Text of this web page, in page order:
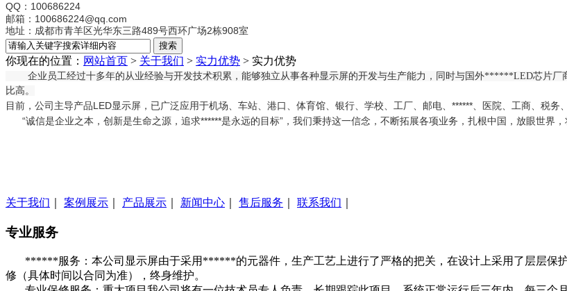
QQ：100686224
邮箱：100686224@qq.com
地址：成都市青羊区光华东三路489号西环广场2栋908室
你现在的位置： 网站首页 > 关于我们 > 实力优势 > 实力优势
企业员工经过十多年的从业经验与开发技术积累，能够独立从事各种显示屏的开发与生产能力，同时与国外******LED芯片厂
比高。
目前，公司主导产品LED显示屏，已广泛应用于机场、车站、港口、体育馆、银行、学校、工厂、邮电、******、医院、工商、税务
“诚信是企业之本，创新是生命之源，追求******是永远的目标”，我们秉持这一信念，不断拓展各项业务，扎根中国，放眼世界
关于我们 案例展示 产品展示 新闻中心 售后服务 联系我们
专业服务
******服务：本公司显示屏由于采用******的元器件，生产工艺上进行了严格的把关，在设计上采用了层层保
修（具体时间以合同为准），终身维护。